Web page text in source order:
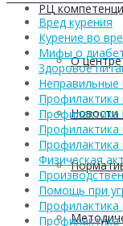
РЦ
О
Новости
Вред курения
Курение во
Мифы о
Здоровое
Профилактика
Профилактика
Профилактика
Профилактика
Физическая
Помощь при
Профилактика
Профилактика